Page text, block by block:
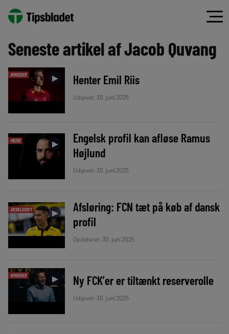
Seneste artikel af Jacob Quvang
NYHEDER ► Henter Emil Riis
Udgivet: 30. juni 2025
MEDIE ►
Engelsk profil kan afløse Ramus
Højlund
Udgivet: 30. juni 2025
EKSKLUSIVT ►
Afsløring: FCN tæt på køb af dansk
profil
Opdateret: 30. juni 2025
NYHEDER ► Ny FCK’er er tiltænkt reserverolle
Udgivet: 30. juni 2025